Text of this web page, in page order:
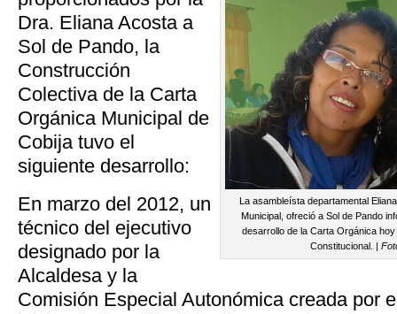
La asambleísta departamental
Municipal, ofreció a Sol de Pando
desarrollo de la Carta Orgánica
Constitucional. |
Dra. Eliana Acosta a
Sol de Pando, la
Construcción
Colectiva de la Carta
Orgánica Municipal de
Cobija tuvo el
siguiente desarrollo:
En marzo del 2012, un
técnico del ejecutivo
designado por la
Alcaldesa y la
Comisión Especial Autonómica creada por